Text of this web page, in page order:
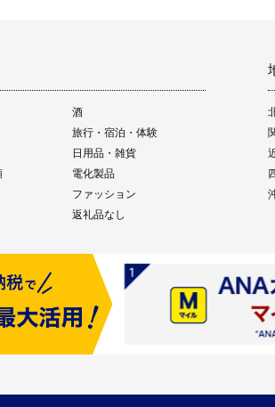
酒
旅行・宿泊・体験
日用品・雑貨
電化製品
ファッション
返礼品なし